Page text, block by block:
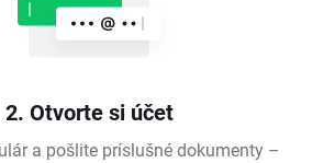
2. Otvorte si účet
a pošlite príslušné dokumenty –